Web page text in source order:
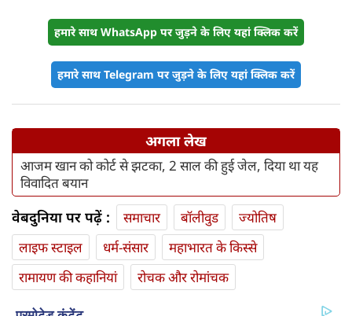
हमारे साथ WhatsApp पर जुड़ने के लिए यहां क्लिक करें
हमारे साथ Telegram पर जुड़ने के लिए यहां क्लिक करें
अगला लेख
आजम खान को कोर्ट से झटका, 2 साल की हुई जेल, दिया था यह
विवादित बयान
वेबदुनिया पर पढ़ें : समाचार बॉलीवुड
ज्योतिष
लाइफ स्‍टाइल
धर्म-संसार
महाभारत के किस्से
रामायण की कहानियां
रोचक और रोमांचक